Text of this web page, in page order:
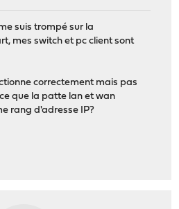
suis trompé sur la
mes switch et pc client sont
correctement mais pas
que la patte lan et wan
rang d'adresse IP?